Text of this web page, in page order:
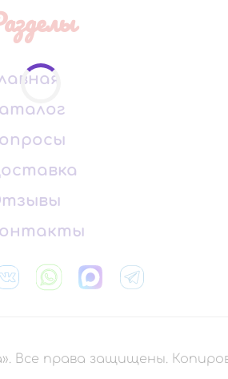
Все права защищены.